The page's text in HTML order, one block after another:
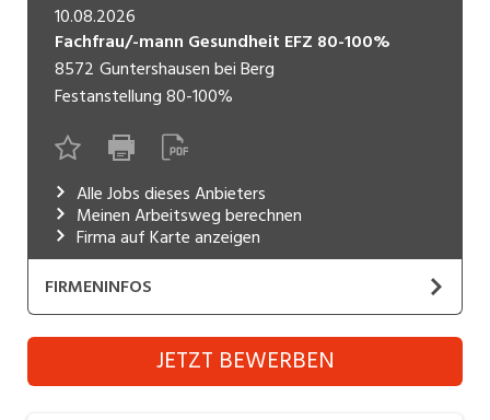
Führungsposition
Management / Kader
Gartenbau, Landwirtschaft, Forstwirtschaft
Gastronomie, Hotellerie, Tourismus,
Lebensmittel
Immobilien, Facility Management, Reinigung
Industrie, Maschinenbau, Anlagenbau,
Produktion
Informatik, Telekommunikation
Kaufm. Berufe, Kundendienst, Verwaltung
Körperpflege, Wellness
Marketing, Kommunikation, Medien, Druck
10.08.2026
Fachfrau/-mann Gesundheit EFZ 80-100%
8572 Guntershausen bei Berg
Festanstellung80-100%
Alle Jobs dieses Anbieters
Meinen Arbeitsweg berechnen
Firma auf Karte anzeigen
FIRMENINFOS
Wohn- und Pflegezentrum BRÜNNLIACKER
JETZT BEWERBEN